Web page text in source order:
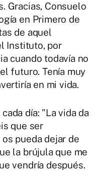
Gracias, Consuelo
en Primero de
de aquel
Instituto, por
cuando todavía no
futuro. Tenía muy
en mi vida.
día: "La vida da
que ser
pueda dejar de
la brújula que me
vendría después.